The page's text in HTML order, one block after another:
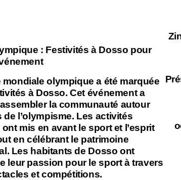
: Festivités à Dosso pour
mondiale olympique a été marquée
à Dosso. Cet événement a
la communauté autour
de l’olympisme. Les activités
mis en avant le sport et l’esprit
en célébrant le patrimoine
Les habitants de Dosso ont
leur passion pour le sport à travers
et compétitions.